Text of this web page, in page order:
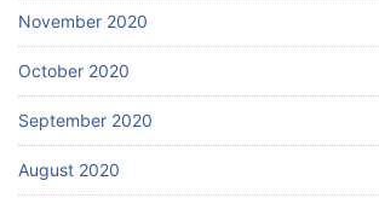
November 2020
October 2020
September 2020
August 2020